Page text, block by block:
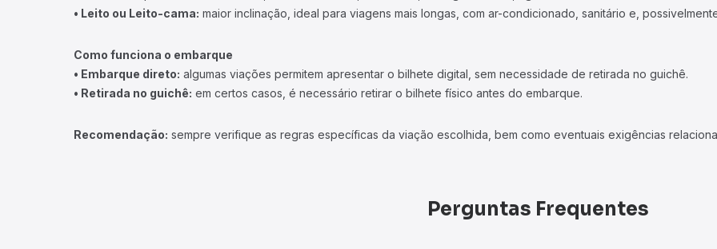
• Leito ou Leito-cama: maior inclinação, ideal para viagens mais longas, com ar-condicionado, sanitário e,
Como funciona o embarque
• Embarque direto: algumas viações permitem apresentar o bilhete digital, sem necessidade de retirada no guichê.
• Retirada no guichê: em certos casos, é necessário retirar o bilhete físico antes do embarque.
Recomendação: sempre verifique as regras específicas da viação escolhida, bem como eventuais exigências
Perguntas Frequentes